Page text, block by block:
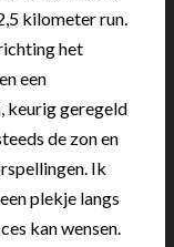
kilometer run.
het
een
keurig geregeld
de zon en
Ik
plekje langs
kan wensen.